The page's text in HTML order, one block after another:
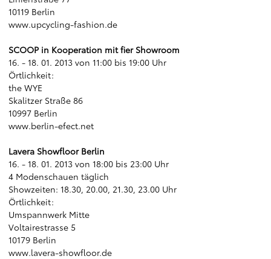
10119 Berlin
www.upcycling-fashion.de
SCOOP in Kooperation mit fier Showroom
16. - 18. 01. 2013 von 11:00 bis 19:00 Uhr
Örtlichkeit:
the WYE
Skalitzer Straße 86
10997 Berlin
www.berlin-efect.net
Lavera Showfloor Berlin
16. - 18. 01. 2013 von 18:00 bis 23:00 Uhr
4 Modenschauen täglich
Showzeiten: 18.30, 20.00, 21.30, 23.00 Uhr
Örtlichkeit:
Umspannwerk Mitte
Voltairestrasse 5
10179 Berlin
www.lavera-showfloor.de